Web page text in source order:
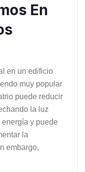
En
en un edificio
muy popular
puede reducir
la luz
y puede
la
embargo,